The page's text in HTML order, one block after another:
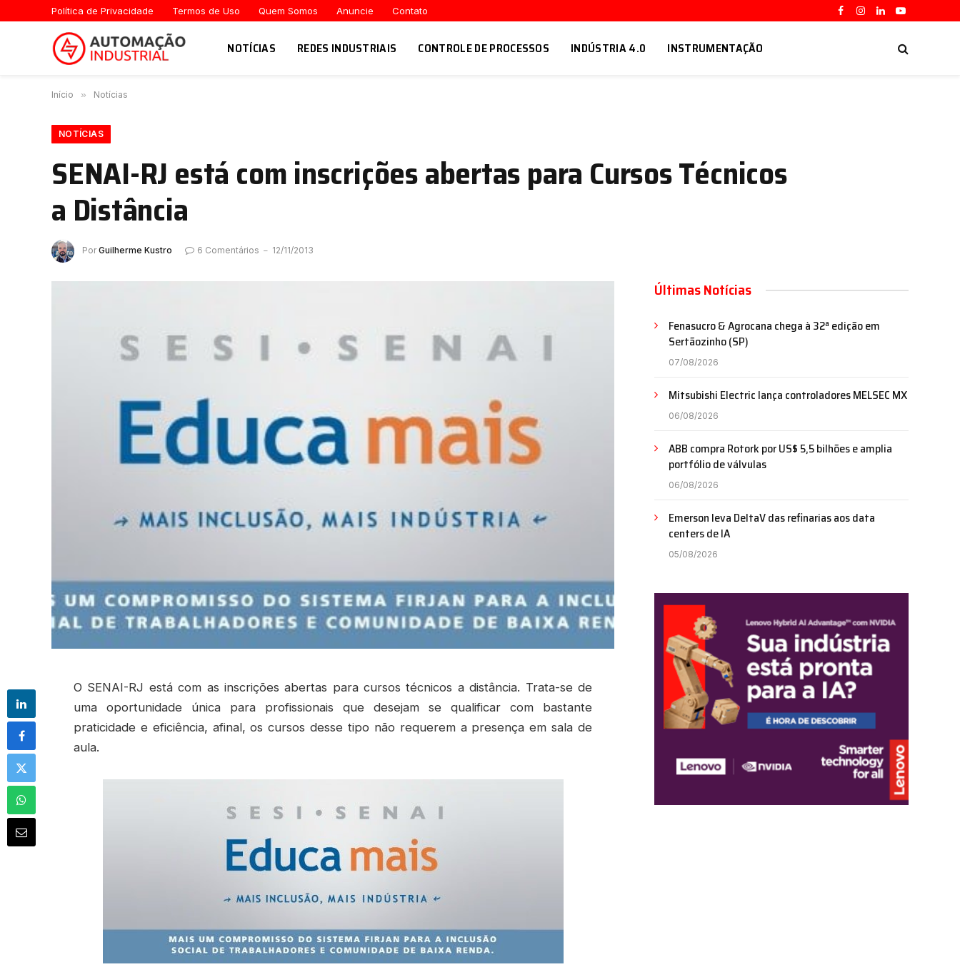
Política de Privacidade Termos de Uso Quem Somos Anuncie Contato
Facebook
Instagram
LinkedInYouTube
NOTÍCIAS REDES INDUSTRIAIS CONTROLE DE PROCESSOS INDÚSTRIA 4.0 INSTRUMENTAÇÃO
Início » Notícias
NOTÍCIAS
SENAI-RJ está com inscrições abertas para Cursos Técnicos
a Distância
Por Guilherme Kustro 6 Comentários 12/11/2013
O SENAI-RJ está com as inscrições abertas para cursos técnicos a distância. Trata-se de
uma oportunidade única para profissionais que desejam se qualificar com bastante
praticidade e eficiência, afinal, os cursos desse tipo não requerem a presença em sala de
aula.
Últimas Notícias
Fenasucro & Agrocana chega à 32ª edição em
Sertãozinho (SP)
07/08/2026
Mitsubishi Electric lança controladores MELSEC MX
06/08/2026
ABB compra Rotork por US$ 5,5 bilhões e amplia
portfólio de válvulas
06/08/2026
Emerson leva DeltaV das refinarias aos data
centers de IA
05/08/2026